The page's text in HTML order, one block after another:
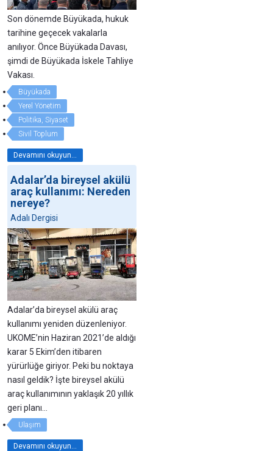
Son dönemde Büyükada, hukuk
tarihine geçecek vakalarla
anılıyor. Önce Büyükada Davası,
şimdi de Büyükada İskele Tahliye
Vakası.
Büyükada
Yerel Yönetim
Politika, Siyaset
Sivil Toplum
Devamını okuyun...
Adalar’da bireysel akülü
araç kullanımı: Nereden
nereye?
Adalı Dergisi
Adalar’da bireysel akülü araç
kullanımı yeniden düzenleniyor.
UKOME’nin Haziran 2021’de aldığı
karar 5 Ekim’den itibaren
yürürlüğe giriyor. Peki bu noktaya
nasıl geldik? İşte bireysel akülü
araç kullanımının yaklaşık 20 yıllık
geri planı…
Ulaşım
Devamını okuyun...